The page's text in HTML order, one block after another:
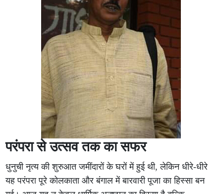
परंपरा से उत्सव तक का सफर
धुनुची नृत्य की शुरुआत जमींदारों के घरों में हुई थी, लेकिन धीरे-धीरे
यह परंपरा पूरे कोलकाता और बंगाल में बारवारी पूजा का हिस्सा बन